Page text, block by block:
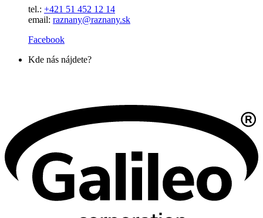
tel.: +421 51 452 12 14
email: raznany@raznany.sk
Facebook
Kde nás nájdete?